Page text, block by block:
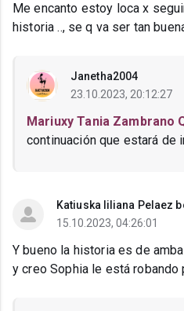
Me encanto estoy loca x
historia .., se q va ser tan
Janetha2004
23.10.2023, 20:12:27
Mariuxy Tania Zambrano
continuación que estará de
Katiuska liliana Pelaez
15.10.2023, 04:26:01
Y bueno la historia es de
y creo Sophia le está robando